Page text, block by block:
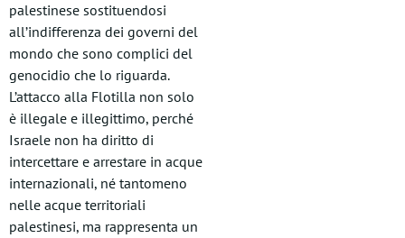
palestinese sostituendosi
all’indifferenza dei governi del
mondo che sono complici del
genocidio che lo riguarda.
L’attacco alla Flotilla non solo
è illegale e illegittimo, perché
Israele non ha diritto di
intercettare e arrestare in acque
internazionali, né tantomeno
nelle acque territoriali
palestinesi, ma rappresenta un